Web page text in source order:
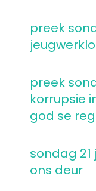
preek
preek
korrupsie
god se
sondag
ons deur